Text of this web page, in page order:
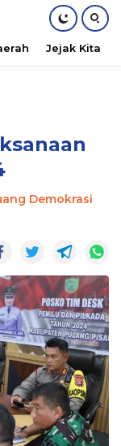
Jejak Kita
Demokrasi